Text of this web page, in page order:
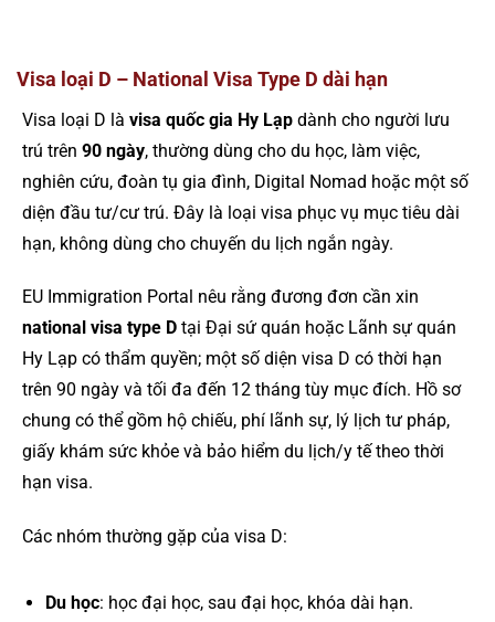
Visa loại D – National Visa Type D dài hạn
Visa loại D là visa quốc gia Hy Lạp dành cho người lưu
trú trên 90 ngày, thường dùng cho du học, làm việc,
nghiên cứu, đoàn tụ gia đình, Digital Nomad hoặc một số
diện đầu tư/cư trú. Đây là loại visa phục vụ mục tiêu dài
hạn, không dùng cho chuyến du lịch ngắn ngày.
EU Immigration Portal nêu rằng đương đơn cần xin
national visa type D tại Đại sứ quán hoặc Lãnh sự quán
Hy Lạp có thẩm quyền; một số diện visa D có thời hạn
trên 90 ngày và tối đa đến 12 tháng tùy mục đích. Hồ sơ
chung có thể gồm hộ chiếu, phí lãnh sự, lý lịch tư pháp,
giấy khám sức khỏe và bảo hiểm du lịch/y tế theo thời
hạn visa.
Các nhóm thường gặp của visa D:
Du học: học đại học, sau đại học, khóa dài hạn.